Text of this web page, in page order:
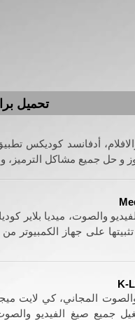
تحميل
أدفانسد كوديكس
و حل جميع مشاكل
والصوت، ميديا بلاير
على جهاز الكمبيوتر
K-
والصوت المجاني، كي لايت
صيغ الفيديو